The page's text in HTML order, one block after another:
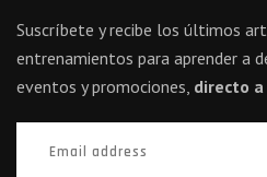
Suscríbete y recibe los últimos
entrenamientos para aprender a
eventos y promociones, directo